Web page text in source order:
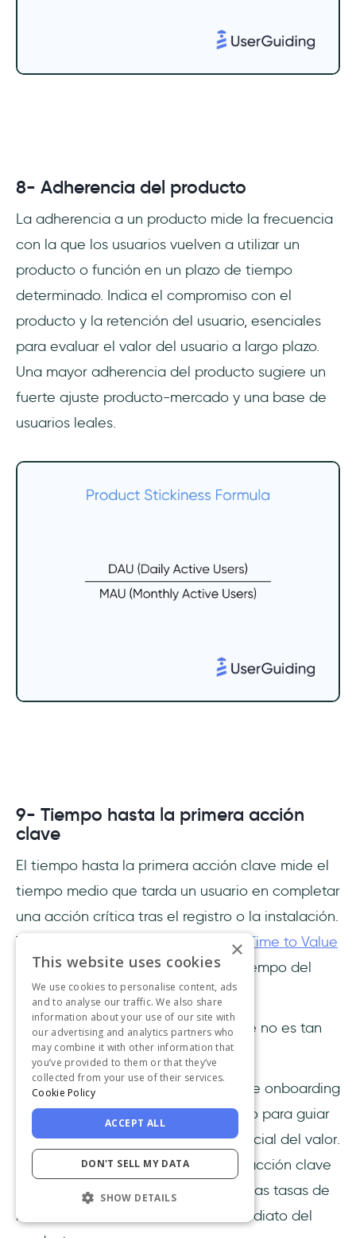
8- Adherencia del producto
La adherencia a un producto mide la frecuencia
con la que los usuarios vuelven a utilizar un
producto o función en un plazo de tiempo
determinado. Indica el compromiso con el
producto y la retención del usuario, esenciales
para evaluar el valor del usuario a largo plazo.
Una mayor adherencia del producto sugiere un
fuerte ajuste producto-mercado y una base de
usuarios leales.
9- Tiempo hasta la primera acción
clave
El tiempo hasta la primera acción clave mide el
tiempo medio que tarda un usuario en completar
una acción crítica tras el registro o la instalación.
Tradicionalmente se conoce como Time to Value
(TTV). Algunos lo llaman incluso el tiempo del
momento Ajá.
Ya te has hecho una idea, el nombre no es tan
importante.
Evalúa la eficacia de los procesos de onboarding
y del diseño de la interfaz de usuario para guiar
a los usuarios hacia la realización inicial del valor.
Reducir el tiempo hasta la primera acción clave
satisfacción del usuario
y las tasas de
retención al demostrar el valor inmediato del
×
This website uses cookies
We use cookies to personalise content, ads
and to analyse our traffic. We also share
information about your use of our site with
our advertising and analytics partners who
may combine it with other information that
you’ve provided to them or that they’ve
collected from your use of their services.
Cookie Policy
ACCEPT ALL
DON'T SELL MY DATA
SHOW DETAILS